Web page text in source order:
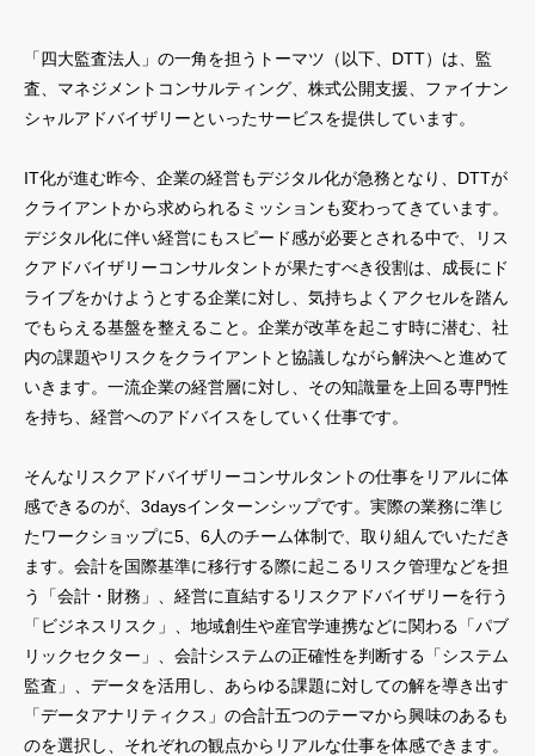
「四大監査法人」の一角を担うトーマツ（以下、DTT）は、監
査、マネジメントコンサルティング、株式公開支援、ファイナン
シャルアドバイザリーといったサービスを提供しています。
IT化が進む昨今、企業の経営もデジタル化が急務となり、DTTが
クライアントから求められるミッションも変わってきています。
デジタル化に伴い経営にもスピード感が必要とされる中で、リス
クアドバイザリーコンサルタントが果たすべき役割は、成長にド
ライブをかけようとする企業に対し、気持ちよくアクセルを踏ん
でもらえる基盤を整えること。企業が改革を起こす時に潜む、社
内の課題やリスクをクライアントと協議しながら解決へと進めて
いきます。一流企業の経営層に対し、その知識量を上回る専門性
を持ち、経営へのアドバイスをしていく仕事です。
そんなリスクアドバイザリーコンサルタントの仕事をリアルに体
感できるのが、3daysインターンシップです。実際の業務に準じ
たワークショップに5、6人のチーム体制で、取り組んでいただき
ます。会計を国際基準に移行する際に起こるリスク管理などを担
う「会計・財務」、経営に直結するリスクアドバイザリーを行う
「ビジネスリスク」、地域創生や産官学連携などに関わる「パブ
リックセクター」、会計システムの正確性を判断する「システム
監査」、データを活用し、あらゆる課題に対しての解を導き出す
「データアナリティクス」の合計五つのテーマから興味のあるも
のを選択し、それぞれの観点からリアルな仕事を体感できます。